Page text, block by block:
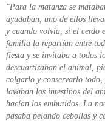
"Para la matanza se
ayudaban, uno de ellos
y cuando volvía, si el cerdo
familia la repartían entre
fiesta y se invitaba a todos
descuartizaban el animal,
colgarlo y conservarlo
lavaban los intestinos del
hacían los embutidos. La
pasaba pelando cebollas y